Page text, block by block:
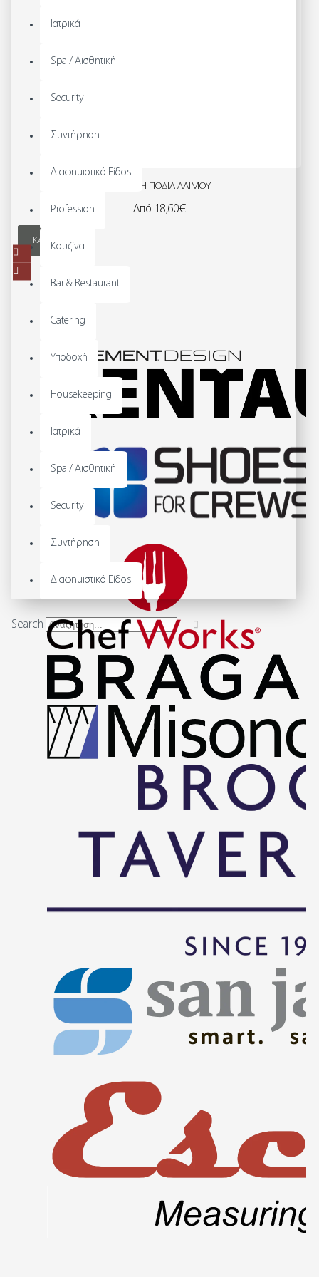
Ιατρικά
Spa / Αισθητική
Security
Συντήρηση
Διαφημιστικό Είδος
Profession
Κουζίνα
Bar & Restaurant
Catering
Υποδοχή
Housekeeping
Ιατρικά
Spa / Αισθητική
Security
Συντήρηση
Διαφημιστικό Είδος
Search
ΠΑΙΔΙΚΉ ΠΟΔΙΆ ΛΑΙΜΟΎ
Από 18,60€
ΚΑΛΆΘΙ